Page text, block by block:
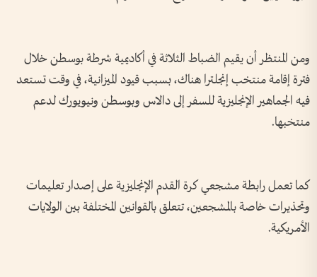
ومن المنتظر أن يقيم الضباط الثلاثة في أكاديمية شرطة بوسطن خلال
فترة إقامة منتخب إنجلترا هناك، بسبب قيود الميزانية، في وقت تستعد
فيه الجماهير الإنجليزية للسفر إلى دالاس وبوسطن ونيويورك لدعم
منتخبها.
كما تعمل رابطة مشجعي كرة القدم الإنجليزية على إصدار تعليمات
وتحذيرات خاصة بالمشجعين، تتعلق بالقوانين المختلفة بين الولايات
الأمريكية.